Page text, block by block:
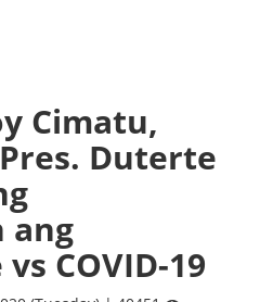
Cimatu,
Duterte
ang
COVID-19